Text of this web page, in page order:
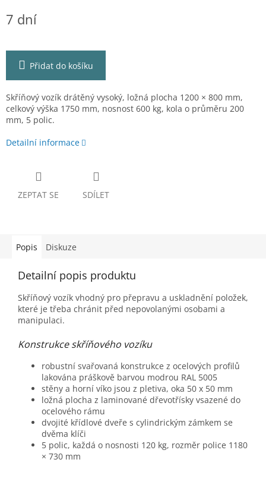
cena:
7 dní
Přidat do košíku
Skříňový vozík drátěný vysoký, ložná plocha 1200 × 800 mm,
celkový výška 1750 mm, nosnost 600 kg, kola o průměru 200
mm, 5 polic.
Detailní informace
ZEPTAT SE SDÍLET
Popis Diskuze
Detailní popis produktu
Skříňový vozík vhodný pro přepravu a uskladnění položek,
které je třeba chránit před nepovolanými osobami a
manipulaci.
Konstrukce skříňového vozíku
robustní svařovaná konstrukce z ocelových profilů
lakována práškově barvou modrou RAL 5005
stěny a horní víko jsou z pletiva, oka 50 x 50 mm
ložná plocha z laminované dřevotřísky vsazené do
ocelového rámu
dvojité křídlové dveře s cylindrickým zámkem se
dvěma klíči
5 polic, každá o nosnosti 120 kg, rozměr police 1180
× 730 mm